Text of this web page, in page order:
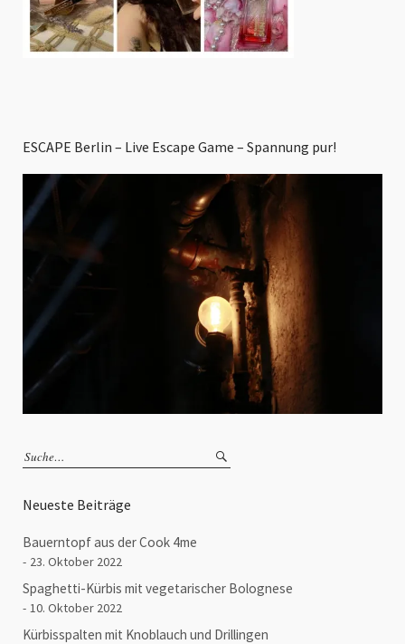
ESCAPE Berlin – Live Escape Game – Spannung pur!
Neueste Beiträge
Bauerntopf aus der Cook 4me
23. Oktober 2022
Spaghetti-Kürbis mit vegetarischer Bolognese
10. Oktober 2022
Kürbisspalten mit Knoblauch und Drillingen